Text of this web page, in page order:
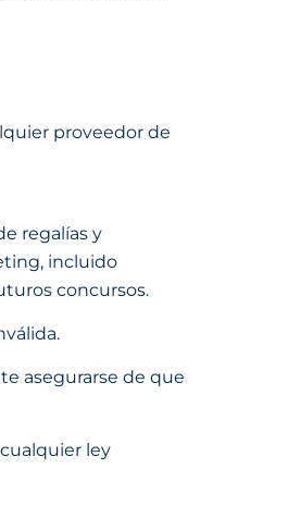
proveedor de
regalías y
incluido
concursos.
asegurarse de que
ley